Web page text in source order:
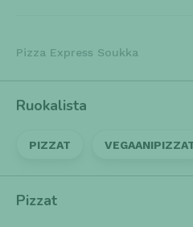
Pizza Express Soukka
Ruokalista
PIZZAT
Pizzat